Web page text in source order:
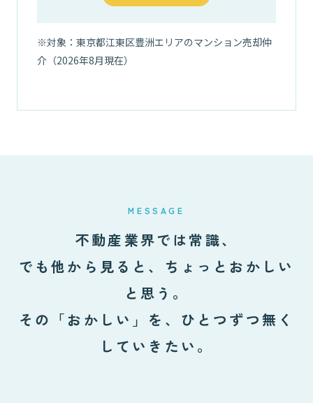
03
※対象：東京都江東区豊洲エリアのマンション売却仲
介（2026年8月現在）
MESSAGE
不動産業界では常識、
でも他から見ると、ちょっとおかしい
と思う。
その「おかしい」を、ひとつずつ無く
していきたい。